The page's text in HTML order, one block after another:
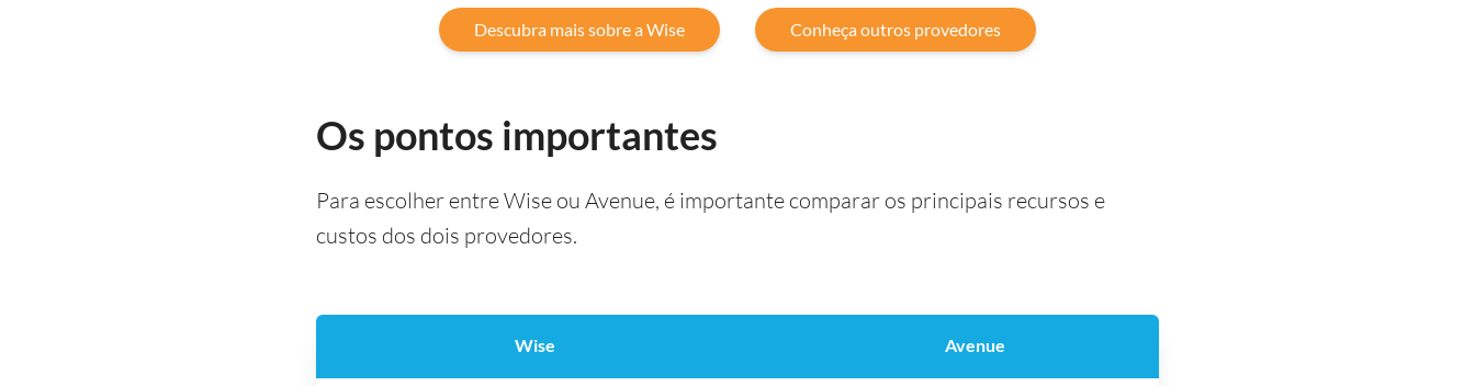
Descubra mais sobre a Wise Conheça outros provedores
Os pontos importantes
Para escolher entre Wise ou Avenue, é importante comparar os principais recursos e
custos dos dois provedores.
Wise Avenue